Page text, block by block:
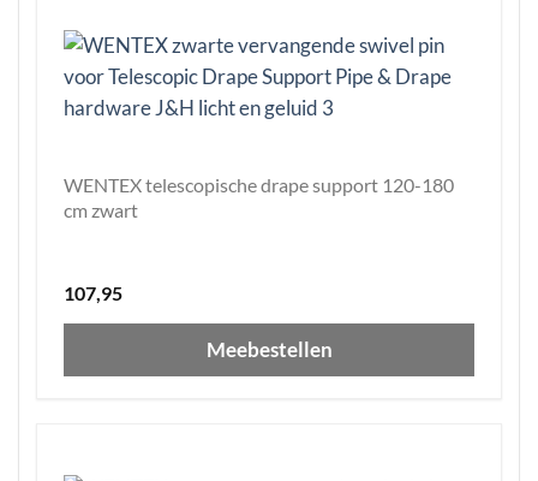
WENTEX telescopische drape support 120-180
cm zwart
107,95
Meebestellen